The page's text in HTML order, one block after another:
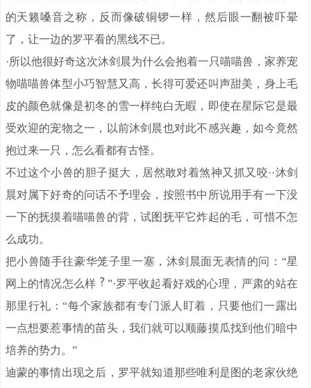
的天籁嗓音之称，反而像破铜锣一样，然后眼一翻被吓晕
了，让一边的罗平看的黑线不已。
·所以他很好奇这次沐剑晨为什么会抱着一只喵喵兽，家养宠
物喵喵兽体型小巧智慧又高，长得可爱还叫声甜美，身上毛
皮的颜色就像是初冬的雪一样纯白无暇，即使在星际它是最
受欢迎的宠物之一，以前沐剑晨也对此不感兴趣，如今竟然
抱过来一只，怎么看都有古怪。
不过这个小兽的胆子挺大，居然敢对着煞神又抓又咬··沐剑
晨对属下好奇的问话不予理会，按照书中所说用手有一下没
一下的抚摸着喵喵兽的背，试图抚平它炸起的毛，可惜不怎
么成功。
把小兽随手往豪华笼子里一塞，沐剑晨面无表情的问：“星
网上的情况怎么样
”·罗平收起看好戏的心理，严肃的站在
那里行礼：“每个家族都有专门派人盯着，只要他们一露出
一点想要惹事情的苗头，我们就可以顺藤摸瓜找到他们暗中
培养的势力。”
迪蒙的事情出现之后，罗平就知道那些唯利是图的老家伙绝